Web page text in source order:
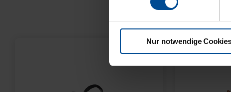
Nur notwendige Cookies